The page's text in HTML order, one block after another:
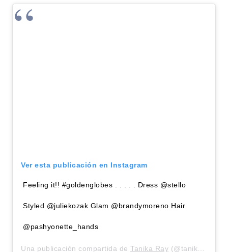
Ver esta publicación en Instagram
Feeling it!! #goldenglobes . . . . . Dress @stello
Styled @juliekozak Glam @brandymoreno Hair
@pashyonette_hands
Una publicación compartida de Tanika Ray (@tanikaray) el